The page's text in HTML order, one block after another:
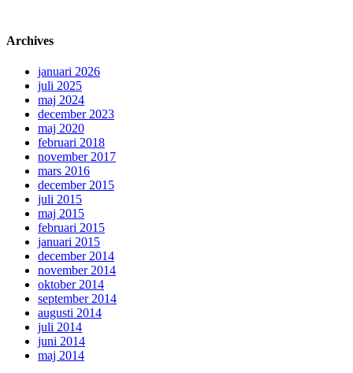
Archives
januari 2026
juli 2025
maj 2024
december 2023
maj 2020
februari 2018
november 2017
mars 2016
december 2015
juli 2015
maj 2015
februari 2015
januari 2015
december 2014
november 2014
oktober 2014
september 2014
augusti 2014
juli 2014
juni 2014
maj 2014